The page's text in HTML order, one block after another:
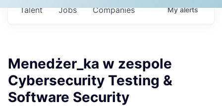
Jobs Companies
Talent Myalerts
Menedżer_ka w zespole
Cybersecurity Testing &
Software Security